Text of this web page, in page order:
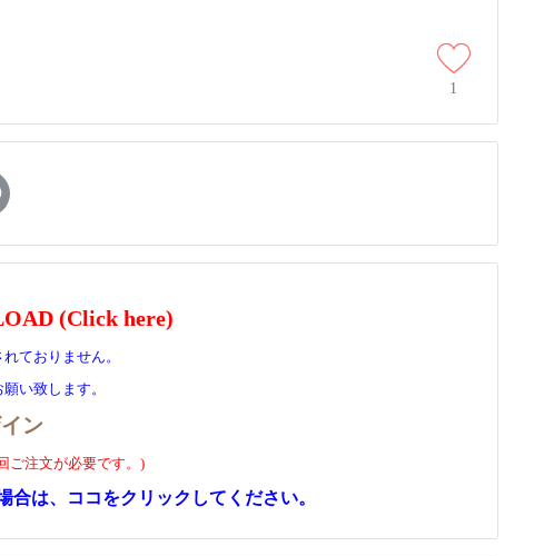
1
(Click here)
ておりません。
い致します。
ン
ご注文が必要です。)
は、ココをクリックしてください。